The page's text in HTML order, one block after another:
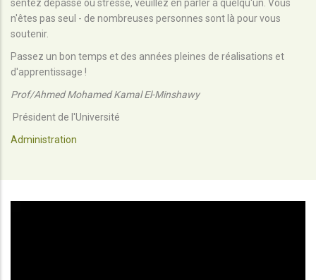
sentez dépassé ou stressé, veuillez en parler à quelqu'un. Vous
n'êtes pas seul - de nombreuses personnes sont là pour vous
soutenir.
Passez un bon temps et des années pleines de réalisations et
d'apprentissage !
Prof/Ahmed Mohamed Kamal El-Minshawy
Président de l'Université
Administration